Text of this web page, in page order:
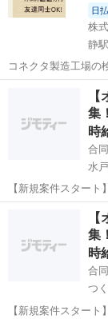
日
株
静駅
コネクタ製造工場の
日128日★クリーン
★就業先食堂利用可！
工場のお仕事 ◇コネ
常陸大宮市
集
時
合
水
【新規案件スター
アップで高収入可能 この度、工場内業務の新規案件スタートに伴い、
オープニングスタッフを募集い
業務・軽作業を中心...
集
時
合
つ
【新規案件スタート